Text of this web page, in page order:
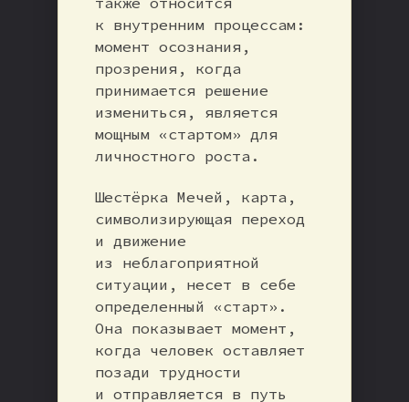
к внутренним процессам:
момент осознания,
прозрения, когда
принимается решение
измениться, является
мощным «стартом» для
личностного роста.
Шестёрка Мечей, карта,
символизирующая переход
и движение
из неблагоприятной
ситуации, несет в себе
определенный «старт».
Она показывает момент,
когда человек оставляет
позади трудности
и отправляется в путь